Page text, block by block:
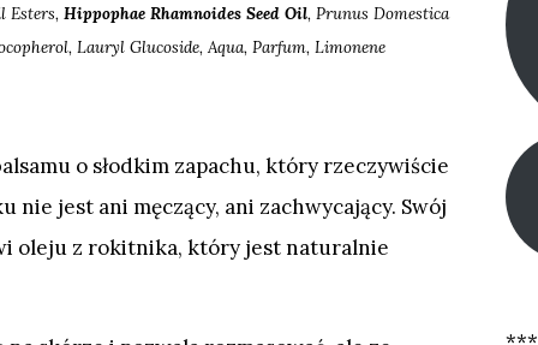
Esters, Hippophae Rhamnoides Seed Oil, Prunus Domestica
Lauryl Glucoside, Aqua, Parfum, Limonene
o słodkim zapachu, który rzeczywiście
nie jest ani męczący, ani zachwycający. Swój
oleju z rokitnika, który jest naturalnie